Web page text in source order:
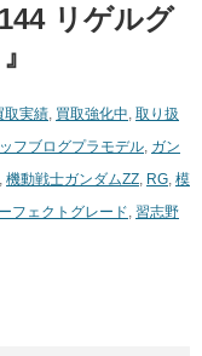
リゲルグ
取実績, 買取強化中, 取り扱
フブログプラモデル, ガン
, 機動戦士ガンダムZZ, RG, 模
フェクトグレード, 習志野